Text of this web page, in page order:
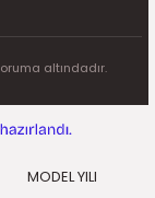
altındadır.
MODEL YILI